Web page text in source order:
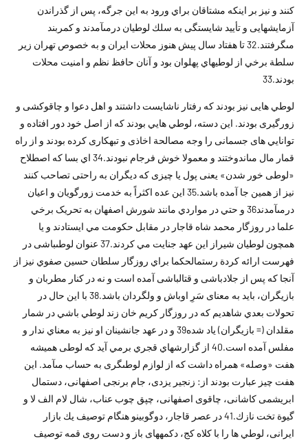
کنند و نيز بر اينکه مشتاقان براي ورود به اين جرگه، پس از گذراندن
آزمايشهايى و تأييد شايستگى به سلك لوطيان درمى‏آمدند و كمربند
مى‏گرفتند.32 تا هفتاد سال پيش هنوز محلات ايران و به خصوص تهران زير
سلطة برخي از لوطيهاي پهلوان بود و آنان حافظ نظم و امنيت محلات
بودند.33
لوطي هايى نيز بودند كه رفتار ناشايست داشتند و اهل دعوا و چاقوكشى و
زورگيرى بودند. اين دسته، لوطي هايي بودند كه از اصل خود دور افتاده و
توانايي هاى جسمانى را وجه مصالحة اخاذى و تبهكارى كرده بودند و از راه
قمار مال مى‏اندوختند و معمولا خوش فرجام نبودند.34 اي بسا که اصطلاح
«لوطى خور شدن» يعنى پول يا چيزى كه ديگران به راحتى تصاحب كنند
نيز از همين جا آمده باشد.35 اين عده اكثراً به خدمت زورگويان و اعيان
درمى‏آمدند36 و حتي در مواردي مانند شورش اصفهان به تحريک برخي
علما در روزگار محمد شاه قاجار در مقابل حکومت مي ايستادند و يا
همچون لوطيان شيراز اين عهد جنايت مي کردند.37 عنوان لوطى‏باشى در
فهرست ارائه کردة رستم‏الحكما براي روزگار سلطان حسين صفوي نيز از
آنجا كه پس از جلادباشى و قتال‏باشى آمده است و نه در کنار مطربان و
بازيگران، بايد به معناى سَرِ اوباش و ولگردان باشد.38 با اين حال در
تحولات بعدي شاهديم که در روزگار کريم خان زند لوطي باشي در شمار
مقلدان (= بازيگران) ياد شده39 و در عهد جانشينان او نيز به معناي ندار و
مفلس آمده است.40 از گزارشهاي قجري برمي آيد که لوطى هميشه
هفت «وصله» همراه داشت كه از لوازم لوطى‏گرى به حساب مى‏آمد. اين
هفت چيز عبارت بودند از: زنجير يزدى، جام برنجى اصفهانى، دستمال
ابريشمى كاشانى، چاقوى اصفهانى، چپق چوب عناب، شال لام الف لا و
گيوة تخت نازك.41 در عصر قاجار، دوگوبينو هنگام توصيف يك بازار
ايرانى، لوطي ها را با كلاه كج، دكمه‏هاى باز و دست روى قمه توصيف